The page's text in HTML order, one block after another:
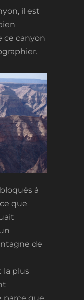
il est
ce canyon
à
que
de
la plus
parce que